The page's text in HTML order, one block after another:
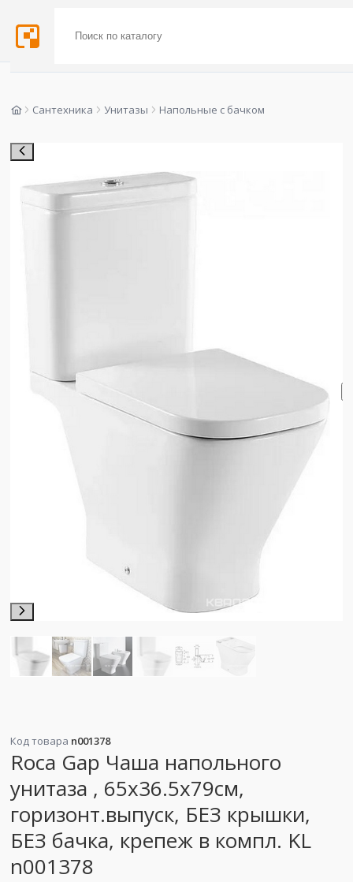
Сантехника Унитазы Напольные с бачком
Код товара n001378
Roca Gap Чаша напольного
унитаза , 65х36.5х79см,
горизонт.выпуск, БЕЗ крышки,
БЕЗ бачка, крепеж в компл. KL
n001378